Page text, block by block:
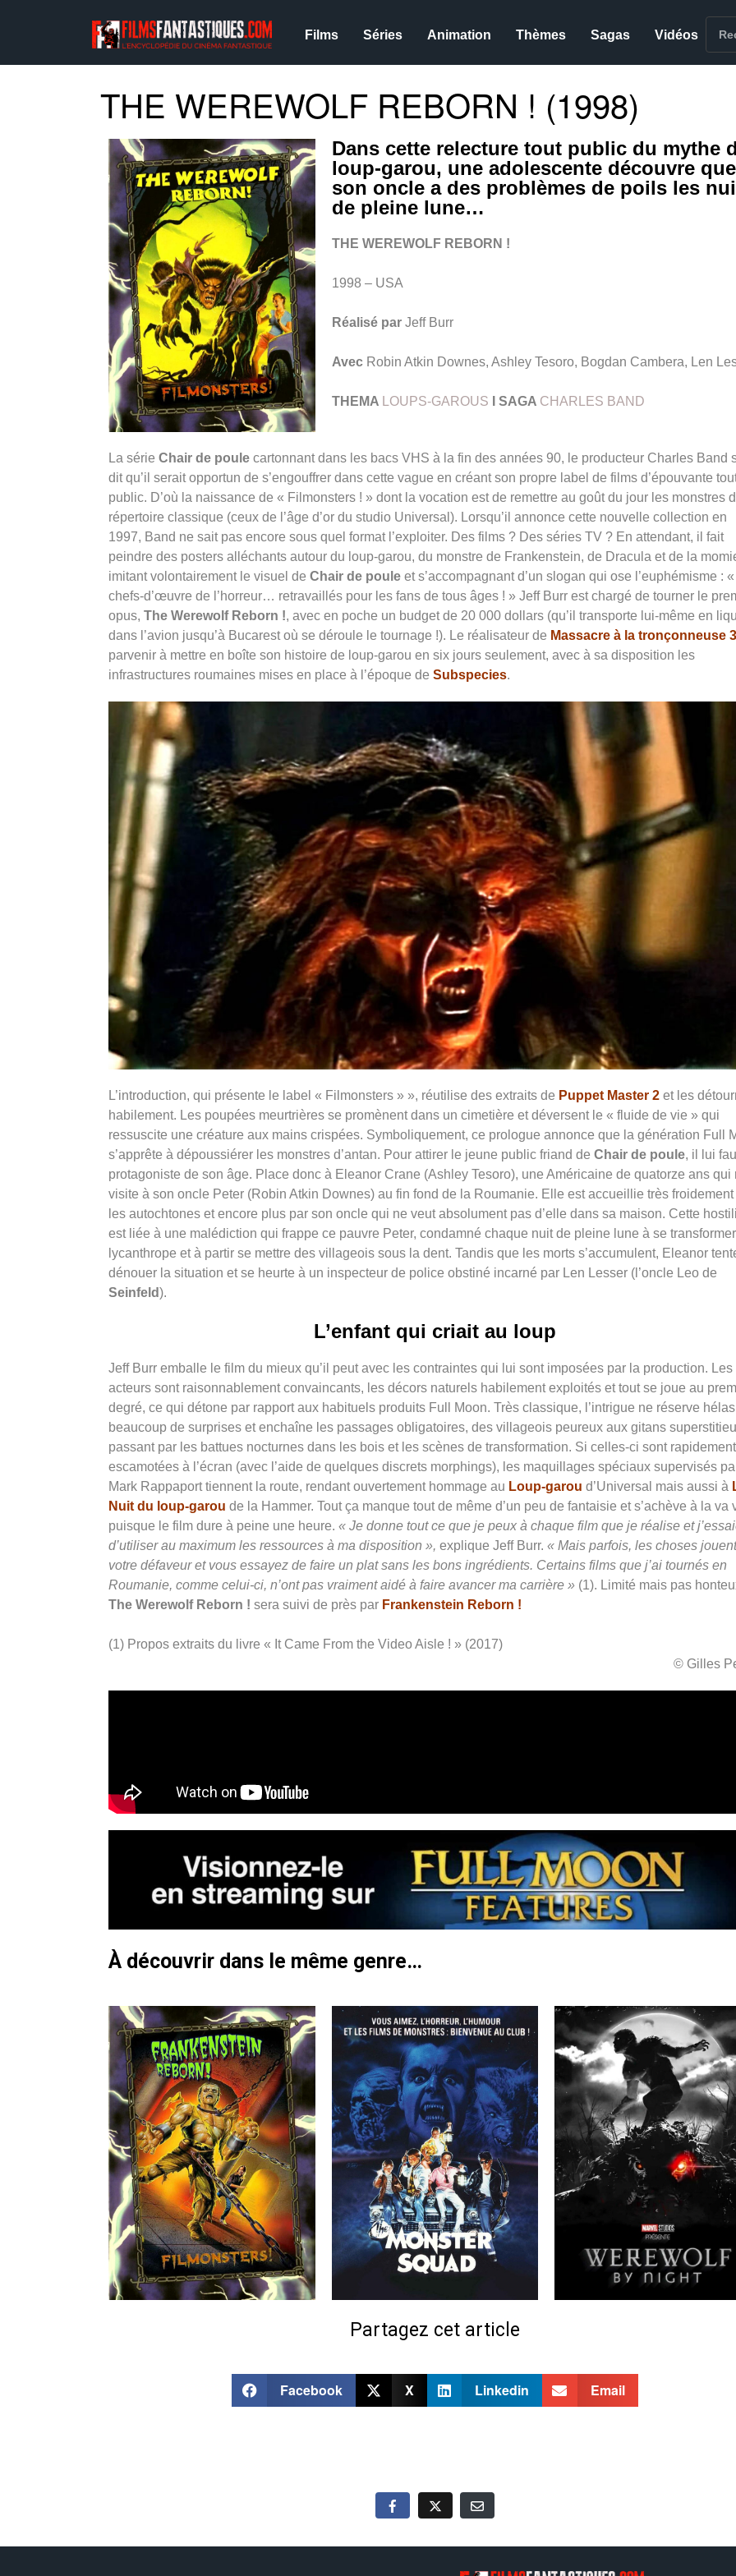
Films Séries Animation Thèmes Sagas Vidéos
THE WEREWOLF REBORN ! (1998)
Dans cette relecture tout public du mythe
loup-garou, une adolescente découvre que
son oncle a des problèmes de poils les
de pleine lune…
THE WEREWOLF REBORN !
1998 – USA
Réalisé par Jeff Burr
Avec Robin Atkin Downes, Ashley Tesoro, Bogdan Cambera, Len
THEMA LOUPS-GAROUS SAGA CHARLES BAND
La série Chair de poule cartonnant dans les bacs VHS à la fin des années 90, le producteur Charles Band
dit qu’il serait opportun de s’engouffrer dans cette vague en créant son propre label de films d’épouvante
public. D’où la naissance de « Filmonsters ! » dont la vocation est de remettre au goût du jour les monstres
répertoire classique (ceux de l’âge d’or du studio Universal). Lorsqu’il annonce cette nouvelle collection en
1997, Band ne sait pas encore sous quel format l’exploiter. Des films ? Des séries TV ? En attendant, il fait
peindre des posters alléchants autour du loup-garou, du monstre de Frankenstein, de Dracula et de la
imitant volontairement le visuel de Chair de poule et s’accompagnant d’un slogan qui ose l’euphémisme :
chefs-d’œuvre de l’horreur… retravaillés pour les fans de tous âges ! » Jeff Burr est chargé de tourner le
opus, The Werewolf Reborn !, avec en poche un budget de 20 000 dollars (qu’il transporte lui-même en
dans l’avion jusqu’à Bucarest où se déroule le tournage !). Le réalisateur de Massacre à la tronçonneuse 3
parvenir à mettre en boîte son histoire de loup-garou en six jours seulement, avec à sa disposition les
infrastructures roumaines mises en place à l’époque de Subspecies.
L’introduction, qui présente le label « Filmonsters » », réutilise des extraits de Puppet Master 2 et les
habilement. Les poupées meurtrières se promènent dans un cimetière et déversent le « fluide de vie » qui
ressuscite une créature aux mains crispées. Symboliquement, ce prologue annonce que la génération Full
s’apprête à dépoussiérer les monstres d’antan. Pour attirer le jeune public friand de Chair de poule, il lui
protagoniste de son âge. Place donc à Eleanor Crane (Ashley Tesoro), une Américaine de quatorze ans qui
visite à son oncle Peter (Robin Atkin Downes) au fin fond de la Roumanie. Elle est accueillie très froidement
les autochtones et encore plus par son oncle qui ne veut absolument pas d’elle dans sa maison. Cette
est liée à une malédiction qui frappe ce pauvre Peter, condamné chaque nuit de pleine lune à se
lycanthrope et à partir se mettre des villageois sous la dent. Tandis que les morts s’accumulent, Eleanor
dénouer la situation et se heurte à un inspecteur de police obstiné incarné par Len Lesser (l’oncle Leo de
Seinfeld).
L’enfant qui criait au loup
Jeff Burr emballe le film du mieux qu’il peut avec les contraintes qui lui sont imposées par la production. Les
acteurs sont raisonnablement convaincants, les décors naturels habilement exploités et tout se joue au
degré, ce qui détone par rapport aux habituels produits Full Moon. Très classique, l’intrigue ne réserve
beaucoup de surprises et enchaîne les passages obligatoires, des villageois peureux aux gitans
passant par les battues nocturnes dans les bois et les scènes de transformation. Si celles-ci sont rapidement
escamotées à l’écran (avec l’aide de quelques discrets morphings), les maquillages spéciaux supervisés
Mark Rappaport tiennent la route, rendant ouvertement hommage au Loup-garou d’Universal mais aussi à
Nuit du loup-garou de la Hammer. Tout ça manque tout de même d’un peu de fantaisie et s’achève à la va
puisque le film dure à peine une heure. « Je donne tout ce que je peux à chaque film que je réalise et
d’utiliser au maximum les ressources à ma disposition », explique Jeff Burr. « Mais parfois, les choses
votre défaveur et vous essayez de faire un plat sans les bons ingrédients. Certains films que j’ai tournés en
Roumanie, comme celui-ci, n’ont pas vraiment aidé à faire avancer ma carrière » (1). Limité mais pas
The Werewolf Reborn ! sera suivi de près par Frankenstein Reborn !
(1) Propos extraits du livre « It Came From the Video Aisle ! » (2017)
© Gilles
À découvrir dans le même genre…
Partagez cet article
Facebook X Linkedin Email